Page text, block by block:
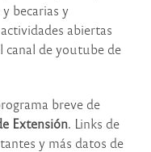
becarias y
abiertas
canal de youtube de
breve de
Extensión. Links de
y más datos de